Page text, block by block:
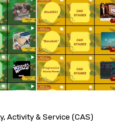
Activity & Service (CAS)